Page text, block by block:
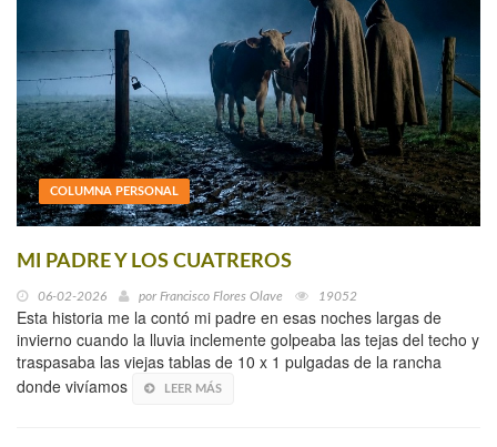
COLUMNA PERSONAL
MI PADRE Y LOS CUATREROS
06-02-2026 por Francisco Flores Olave 19052
Esta historia me la contó mi padre en esas noches largas de
invierno cuando la lluvia inclemente golpeaba las tejas del techo y
traspasaba las viejas tablas de 10 x 1 pulgadas de la rancha
donde vivíamos
LEER MÁS